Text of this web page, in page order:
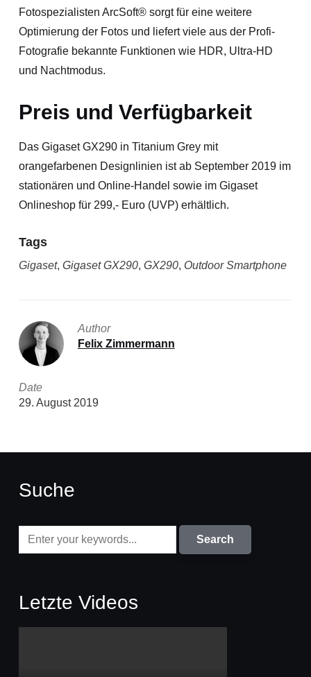
Fotospezialisten ArcSoft® sorgt für eine weitere
Optimierung der Fotos und liefert viele aus der Profi-
Fotografie bekannte Funktionen wie HDR, Ultra-HD
und Nachtmodus.
Preis und Verfügbarkeit
Das Gigaset GX290 in Titanium Grey mit
orangefarbenen Designlinien ist ab September 2019 im
stationären und Online-Handel sowie im Gigaset
Onlineshop für 299,- Euro (UVP) erhältlich.
Tags
Gigaset, Gigaset GX290, GX290, Outdoor Smartphone
Author
Felix Zimmermann
Date
29. August 2019
Suche
Letzte Videos